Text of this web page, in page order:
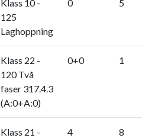
Klass 10 -
125
Laghoppning
0 5
Klass 22 -
120 Två
faser 317.4.3
(A:0+A:0)
0+0 1
Klass 21 -
4 8